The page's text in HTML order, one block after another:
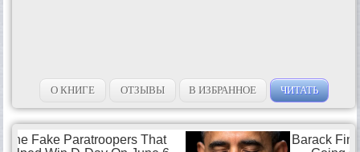
О КНИГЕ ОТЗЫВЫ В ИЗБРАННОЕ ЧИТАТЬ